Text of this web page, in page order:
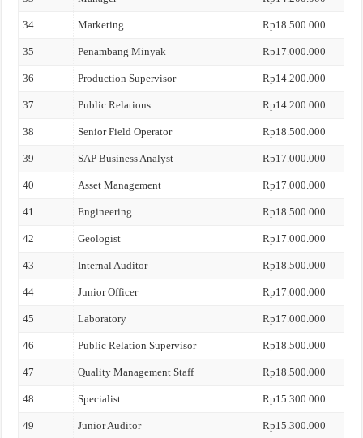
34 Marketing Rp18.500.000
35 Penambang Minyak Rp17.000.000
36 Production Supervisor Rp14.200.000
37 Public Relations Rp14.200.000
38 Senior Field Operator Rp18.500.000
39 SAP Business Analyst Rp17.000.000
40 Asset Management Rp17.000.000
41 Engineering Rp18.500.000
42 Geologist Rp17.000.000
43 Internal Auditor Rp18.500.000
44 Junior Officer Rp17.000.000
45 Laboratory Rp17.000.000
46 Public Relation Supervisor Rp18.500.000
47 Quality Management Staff Rp18.500.000
48 Specialist Rp15.300.000
49 Junior Auditor Rp15.300.000